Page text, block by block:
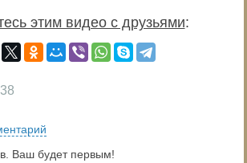
этим видео с друзьями:
Ваш будет первым!